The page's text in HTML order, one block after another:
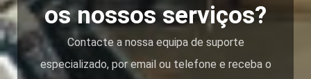
os nossos serviços?
Contacte a nossa equipa de suporte
especializado, por email ou telefone e receba o